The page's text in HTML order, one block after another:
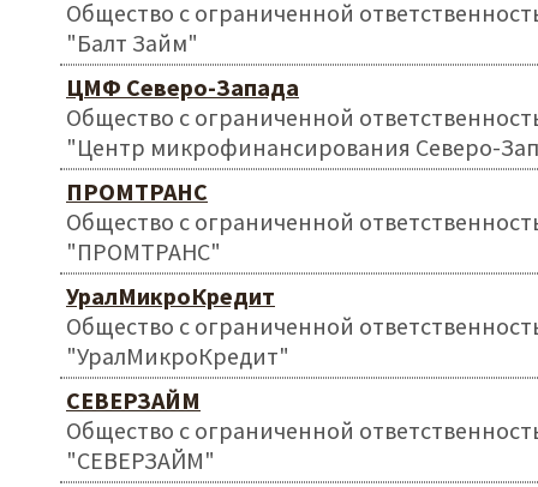
Общество с ограниченной
"Балт Займ"
ЦМФ Северо-Запада
Общество с ограниченной
"Центр микрофинансирования Северо-
ПРОМТРАНС
Общество с ограниченной
"ПРОМТРАНС"
УралМикроКредит
Общество с ограниченной
"УралМикроКредит"
СЕВЕРЗАЙМ
Общество с ограниченной
"СЕВЕРЗАЙМ"